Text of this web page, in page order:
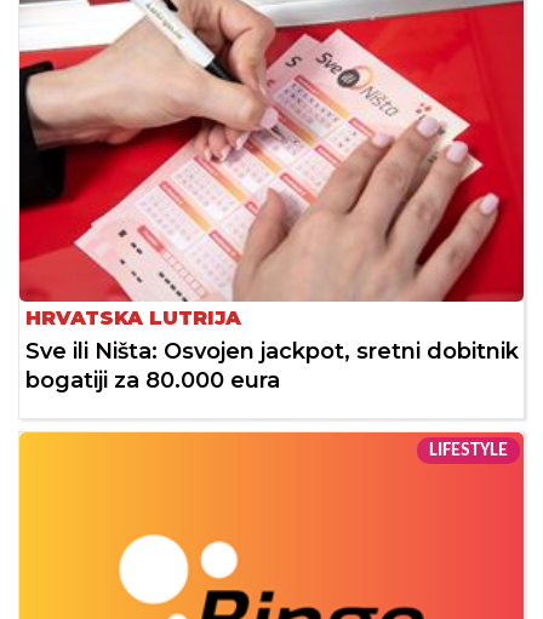
HRVATSKA LUTRIJA
Sve ili Ništa: Osvojen jackpot, sretni dobitnik
bogatiji za 80.000 eura
LIFESTYLE